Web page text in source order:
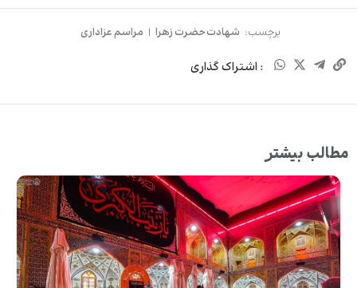
برچسب: شهادت حضرت زهرا | مراسم عزاداری
: اشتراک گذاری
مطالب بیشتر